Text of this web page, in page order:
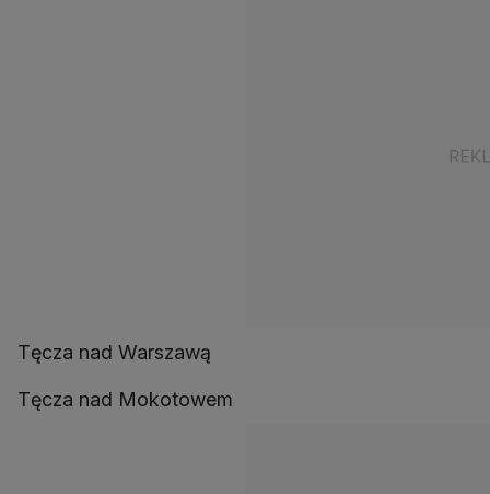
Tęcza nad Warszawą
Tęcza nad Mokotowem